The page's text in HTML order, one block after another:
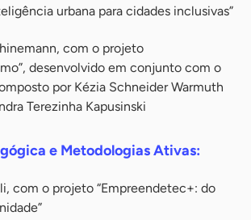
urbana para cidades inclusivas”
com o projeto
desenvolvido em conjunto com o
por Kézia Schneider Warmuth
Terezinha Kapusinski
e Metodologias Ativas:
com o projeto “Empreendetec+: do